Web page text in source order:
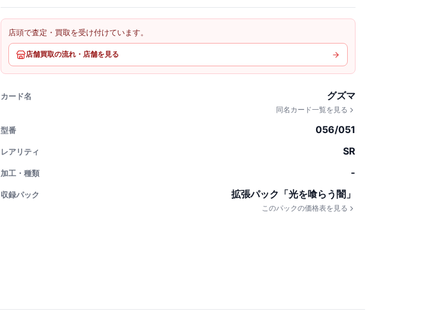
店頭で査定・買取を受け付けています。
店舗買取の流れ・店舗を見る
カード名 グズマ
同名カード一覧を見る
型番 056/051
レアリティ SR
加工・種類 -
収録パック 拡張パック「光を喰らう闇」
このパックの価格表を見る